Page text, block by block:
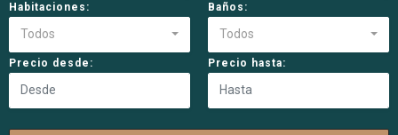
Habitaciones:
Todos
Baños:
Todos
Precio desde: Precio hasta: